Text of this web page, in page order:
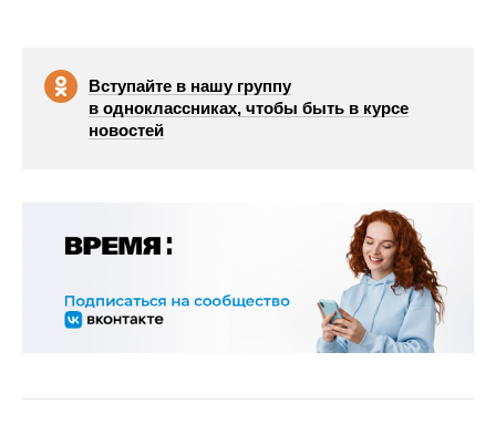
Вступайте в нашу группу
в одноклассниках, чтобы быть в курсе
новостей